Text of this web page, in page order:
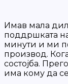
Имав мала
поддршката
минути и ми
производ.
состојба.
има кому да